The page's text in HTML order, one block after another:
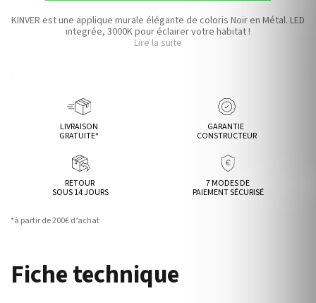
KINVER est une applique murale élégante de coloris Noir en Métal. LED
integrée, 3000K pour éclairer votre habitat !
Lire la suite
LIVRAISON
GRATUITE*
GARANTIE
CONSTRUCTEUR
RETOUR
SOUS 14 JOURS
7 MODES DE
PAIEMENT SÉCURISÉ
*à partir de 200€ d’achat
Fiche technique